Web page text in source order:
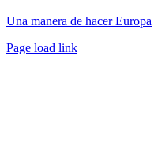
Una manera de hacer Europa
Facebook
Twitter
Instagram
Pinterest
Page load link